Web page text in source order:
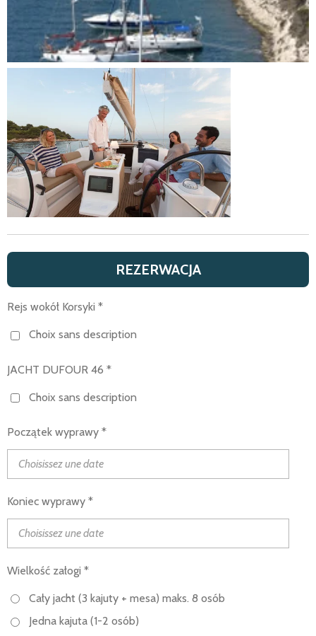
REZERWACJA
Rejs wokół Korsyki *
Choix sans description
JACHT DUFOUR 46 *
Choix sans description
Początek wyprawy *
Koniec wyprawy *
Wielkość załogi *
Cały jacht (3 kajuty + mesa) maks. 8 osób
Jedna kajuta (1-2 osób)